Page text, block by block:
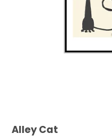
Alley Cat